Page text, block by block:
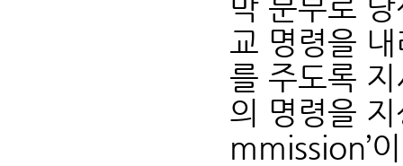
막 분부로
교 명령을
를 주도록
의 명령을
mmission’